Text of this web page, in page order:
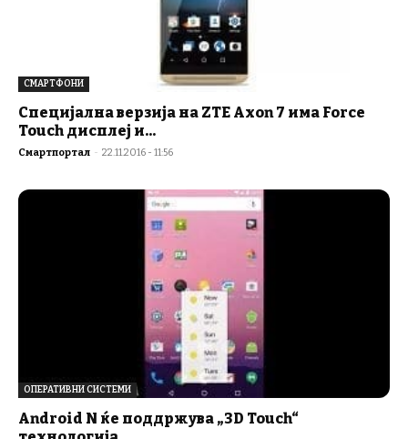
СМАРТФОНИ
Специјална верзија на ZTE Axon 7 има Force
Touch дисплеј и...
Смартпортал - 22.11.2016 - 11:56
ОПЕРАТИВНИ СИСТЕМИ
Android N ќе поддржува „3D Touch“